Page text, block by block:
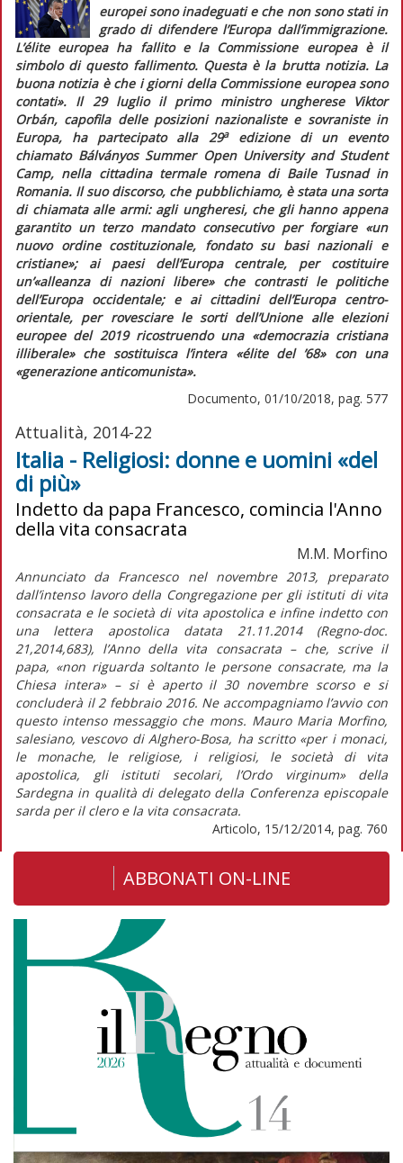
europei sono inadeguati e che non sono stati in
grado di difendere l’Europa dall’immigrazione.
L’éliteeuropea ha fallito e la Commissione europea è il
simbolo di questo fallimento. Questa è la brutta notizia. La
buona notizia è che i giorni della Commissione europea sono
contati». Il 29 luglio il primo ministro ungherese Viktor
Orbán, capofila delle posizioni nazionaliste e sovraniste in
Europa, ha partecipato alla 29aedizione di un evento
chiamato Bálványos Summer Open University and Student
Camp, nella cittadina termale romena di Baile Tusnad in
Romania. Il suo discorso, che pubblichiamo, è stata una sorta
di chiamata alle armi: agli ungheresi, che gli hanno appena
garantito un terzo mandato consecutivo per forgiare «un
nuovo ordine costituzionale, fondato su basi nazionali e
cristiane»;ai paesi dell’Europa centrale, per costituire
un’«alleanza di nazioni libere»che contrasti le politiche
dell’Europa occidentale; e ai cittadini dell’Europa centro-
orientale, per rovesciare le sorti dell’Unione alle elezioni
europee del 2019 ricostruendo una «democrazia cristiana
illiberale» che sostituisca l’intera «élite del ’68»con una
«generazione anticomunista».
Documento, 01/10/2018, pag. 577
Attualità, 2014-22
Italia - Religiosi: donne e uomini «del
di più»
Indetto da papa Francesco, comincia l'Anno
della vita consacrata
M.M. Morfino
Annunciato da Francesco nel novembre 2013, preparato
dall’intenso lavoro della Congregazione per gli istituti di vita
consacrata e le società di vita apostolica e infine indetto con
una lettera apostolica datata 21.11.2014 (Regno-doc.
21,2014,683), l’Anno della vita consacrata – che, scrive il
papa, «non riguarda soltanto le persone consacrate, ma la
Chiesa intera» – si è aperto il 30 novembre scorso e si
concluderà il 2 febbraio 2016. Ne accompagniamo l’avvio con
questo intenso messaggio che mons. Mauro Maria Morfino,
salesiano, vescovo di Alghero-Bosa, ha scritto «per i monaci,
le monache, le religiose, i religiosi, le società di vita
apostolica, gli istituti secolari, l’Ordo virginum» della
Sardegna in qualità di delegato della Conferenza episcopale
sarda per il clero e la vita consacrata.
Articolo, 15/12/2014, pag. 760
ABBONATI ON-LINE